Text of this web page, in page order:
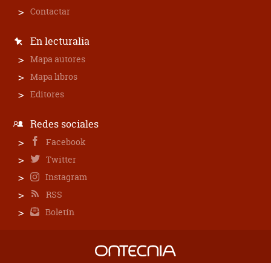
Contactar
En lecturalia
Mapa autores
Mapa libros
Editores
Redes sociales
Facebook
Twitter
Instagram
RSS
Boletín